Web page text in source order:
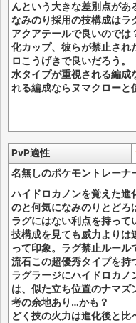
んという大きな差別点があ
なみのり採用の技構成はラ
アクアテールで良いのでは
化カップ、彼らが禁止され
ロこうげきで良いだろう。
水タイプが重視される編成
れる編成ならヌマクローと
PvP適性
名無しのポケモントレーナ
ハイドロカノンを覚えた進
のと何気になみのりとどろ
ラグにはない利点を持って
技構成を見ても威力よりは
って印象。ラグ禁止ルール
流石この超優秀タイプを持
ラグラージにハイドロカノ
は、似た立ち位置のナマズ
考の余地あり…かも？
どく技の火力は進化後と